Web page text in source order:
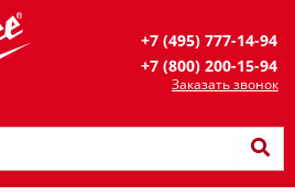
+7 (495) 777-14-94
+7 (800) 200-15-94
Заказать звонок